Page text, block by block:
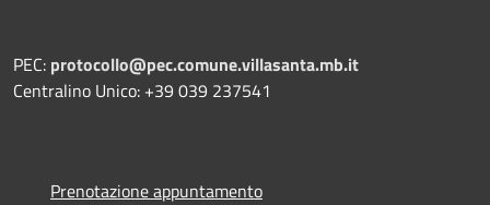
PEC: protocollo@pec.comune.villasanta.mb.it
Centralino Unico: +39 039 237541
Prenotazione appuntamento